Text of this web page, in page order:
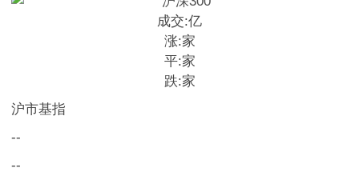
成交:亿
涨:家
平:家
跌:家
沪市基指
--
--